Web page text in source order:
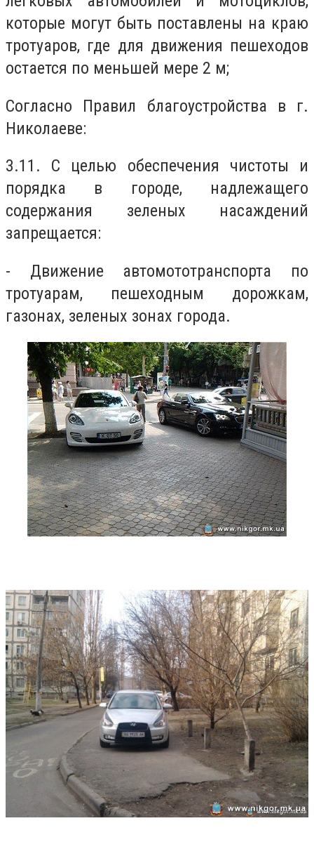
которые могут быть поставлены на краю
тротуаров, где для движения пешеходов
остается по меньшей мере 2 м;
Согласно Правил благоустройства в г.
Николаеве:
3.11. С целью обеспечения чистоты и
порядка в городе, надлежащего
содержания зеленых насаждений
запрещается:
- Движение автомототранспорта по
тротуарам, пешеходным дорожкам,
газонах, зеленых зонах города.